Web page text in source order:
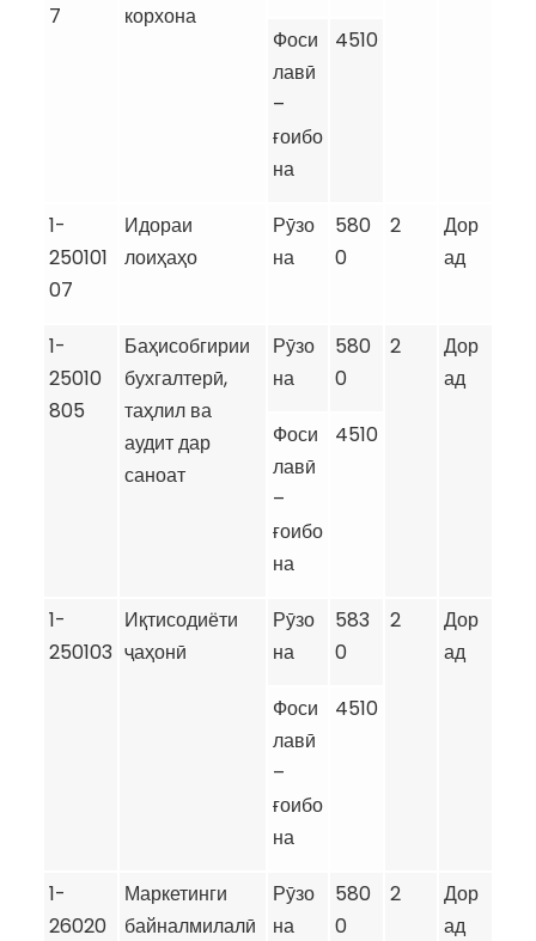
7
корхона
Фоси
лавӣ
–
ғоибо
на
4510
1-
250101
07
Идораи
лоиҳаҳо
Рӯзо
на
580
0
2
Дор
ад
1-
25010
805
Баҳисобгирии
бухгалтерӣ,
таҳлил ва
аудит дар
саноат
Рӯзо
на
580
0
2
Дор
ад
Фоси
лавӣ
–
ғоибо
на
4510
1-
250103
Иқтисодиёти
ҷаҳонӣ
Рӯзо
на
583
0
2
Дор
ад
Фоси
лавӣ
–
ғоибо
на
4510
1-
26020
Маркетинги
байналмилалӣ
Рӯзо
на
580
0
2
Дор
ад